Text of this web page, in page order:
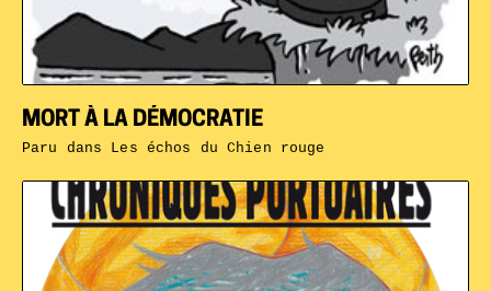
MORT À LA DÉMOCRATIE
Paru dans Les échos du Chien rouge